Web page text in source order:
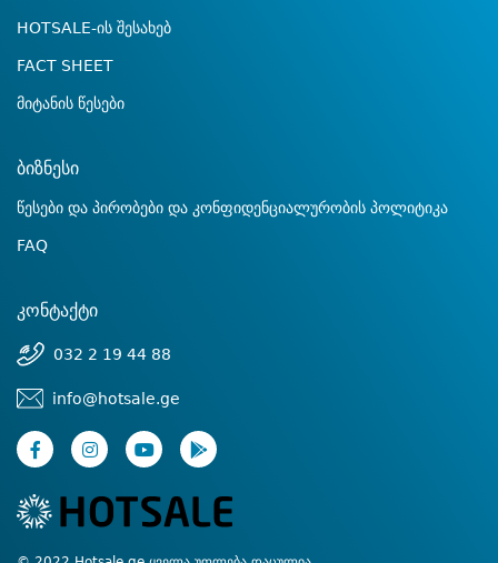
HOTSALE-ის შესახებ
FACT SHEET
მიტანის წესები
ბიზნესი
წესები და პირობები და კონფიდენციალურობის პოლიტიკა
FAQ
კონტაქტი
032 2 19 44 88
info@hotsale.ge